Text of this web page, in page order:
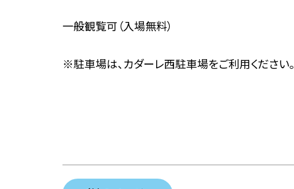
一般観覧可（入場無料）
※駐車場は、カダーレ西駐車場をご利用ください。